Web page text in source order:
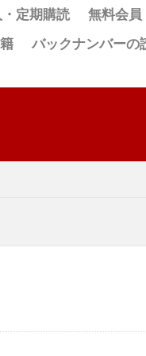
定期購読
無料会員
バックナンバーの